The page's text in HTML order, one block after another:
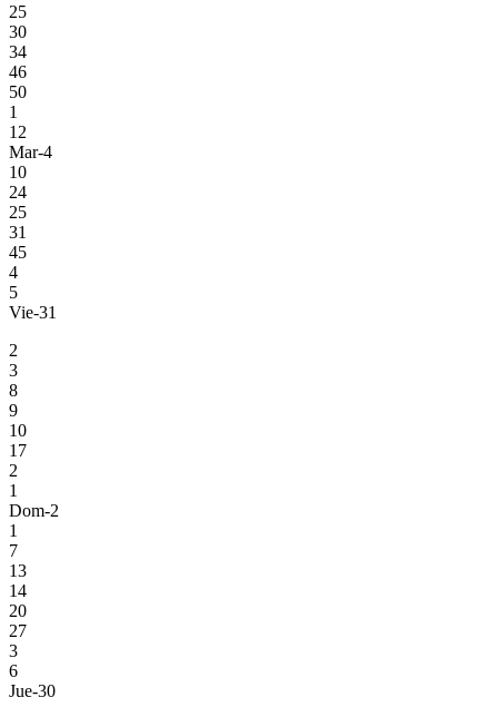
25
30
34
46
50
1
12
Mar-4
10
24
25
31
45
4
5
Vie-31
2
3
8
9
10
17
2
1
Dom-2
1
7
13
14
20
27
3
6
Jue-30